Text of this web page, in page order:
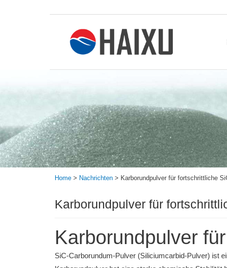
Home > Nachrichten > Karborundpulver für fortschrittliche
Karborundpulver für
Karborundpulver
SiC-Carborundum-Pulver (Siliciumcarbid-Pulver) ist